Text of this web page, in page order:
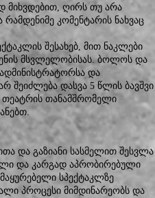
მიხვდებით, ღირს თუ არა
კომენტარის ნახვაც
შესახებ, მით ნაკლები
მსვლელობისას. ბოლოს და
და
შეიძლება დასვა 5 წლის ბავშვი
თეატრის თანამშრომელი
და გაზიანი სასმელით შესვლა
და კარგად აპრობირებული
სპექტაკლზე
პროცესი მიმდინარეობს და